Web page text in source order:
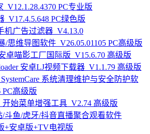
PC专业版
PC绿色版
机广告过滤器_V4.13.0
/思维导图软件_V26.05.01105 PC高级版
卓喵影工厂国际版_V15.6.70 高级版
安卓LJ视频下载器_V1.1.79 高级版
系统清理维护与安全防护软
PC高级版
开始菜单增强工具_V2.74 高级版
/斗鱼/虎牙/抖音直播聚合观看软件
+安卓版+TV电视版